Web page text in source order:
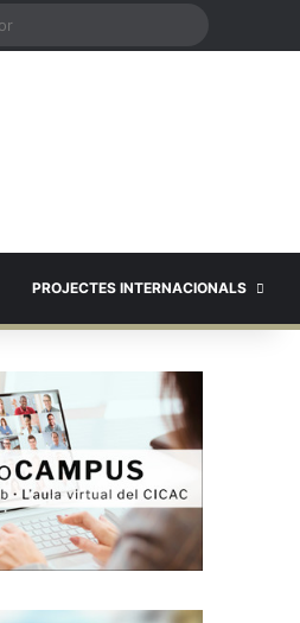
PROJECTES INTERNACIONALS